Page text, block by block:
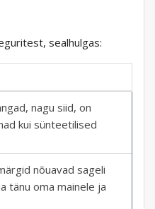
sealhulgas:
nagu siid, on
kui sünteetilised
nõuavad sageli
tänu oma mainele ja